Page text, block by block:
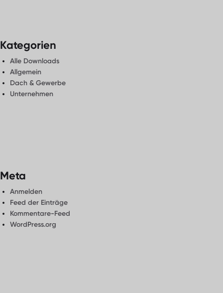
Kategorien
Alle Downloads
Allgemein
Dach & Gewerbe
Unternehmen
Meta
Anmelden
Feed der Einträge
Kommentare-Feed
WordPress.org